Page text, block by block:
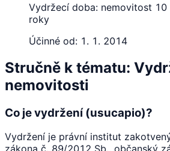
Vydržecí doba: nemovitost
roky
Účinné od: 1. 1. 2014
Stručně k tématu:
nemovitosti
Co je vydržení (usucapio)?
Vydržení je právní institut